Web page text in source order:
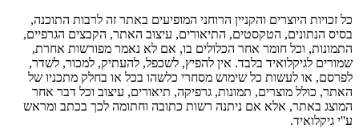
כל זכויות היוצרים והקניין הרוחני המופיעים באתר זה לרבות התוכנה,
בסיס הנתונים, הטקסטים, התיאורים, עיצוב האתר, הקבצים הגרפיים,
התמונות, וכל חומר אחר הכלולים בו, אם לא נאמר מפורשות אחרת,
שמורים לגיקלואיד בלבד. אין להפיץ, לשכפל, להעתיק, למכור, לשדר,
לפרסם, או לעשות כל שימוש מסחרי כלשהו בכל או בחלק מתכניו של
האתר, כולל מוצרים, תמונות, גרפיקה, תיאורים, עיצוב וכל דבר אחר
המוצג באתר, אלא אם ניתנה רשות כתובה וחתומה לכך בכתב ומראש
ע''י גיקלואיד.